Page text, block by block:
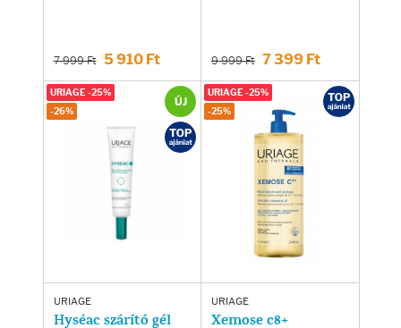
7 999 Ft 5 910 Ft 9 999 Ft 7 399 Ft
URIAGE
Hyséac szárító gél
URIAGE -25%
-26%
ÚJ
URIAGE
Xemose c8+
URIAGE -25%
-25%